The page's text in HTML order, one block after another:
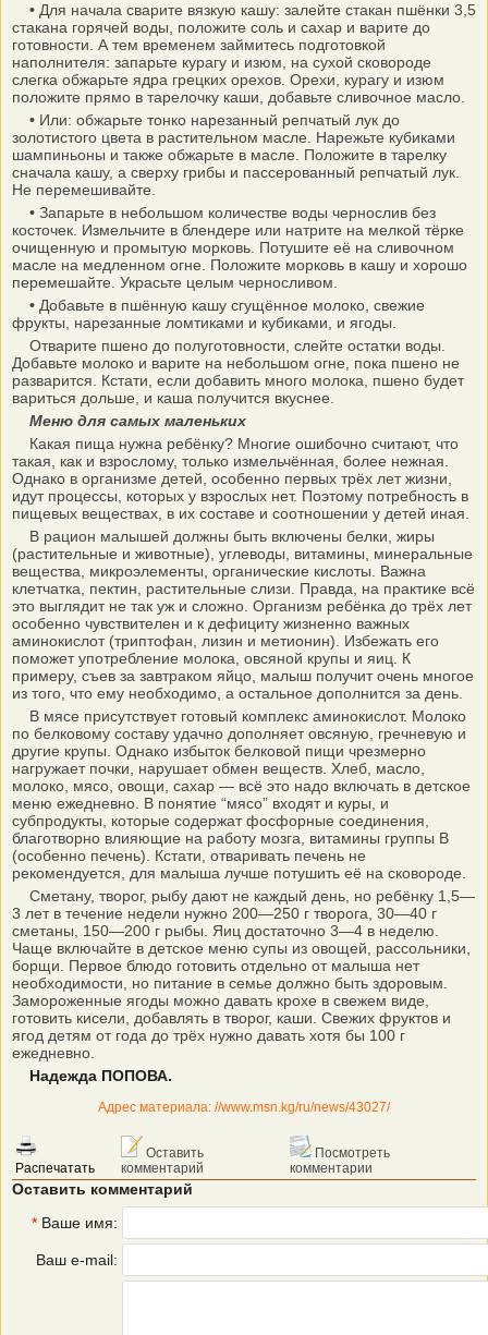
• Для начала сварите вязкую кашу: залейте стакан пшёнки 3,5
стакана горячей воды, положите соль и сахар и варите до
готовности. А тем временем займитесь подготовкой
наполнителя: запарьте курагу и изюм, на сухой сковороде
слегка обжарьте ядра грецких орехов. Орехи, курагу и изюм
положите прямо в тарелочку каши, добавьте сливочное масло.
• Или: обжарьте тонко нарезанный репчатый лук до
золотистого цвета в растительном масле. Нарежьте кубиками
шампиньоны и также обжарьте в масле. Положите в тарелку
сначала кашу, а сверху грибы и пассерованный репчатый лук.
Не перемешивайте.
• Запарьте в небольшом количестве воды чернослив без
косточек. Измельчите в блендере или натрите на мелкой тёрке
очищенную и промытую морковь. Потушите её на сливочном
масле на медленном огне. Положите морковь в кашу и хорошо
перемешайте. Украсьте целым черносливом.
• Добавьте в пшённую кашу сгущённое молоко, свежие
фрукты, нарезанные ломтиками и кубиками, и ягоды.
Отварите пшено до полуготовности, слейте остатки воды.
Добавьте молоко и варите на небольшом огне, пока пшено не
разварится. Кстати, если добавить много молока, пшено будет
вариться дольше, и каша получится вкуснее.
Меню для самых маленьких
Какая пища нужна ребёнку? Многие ошибочно считают, что
такая, как и взрослому, только измельчённая, более нежная.
Однако в организме детей, особенно первых трёх лет жизни,
идут процессы, которых у взрослых нет. Поэтому потребность в
пищевых веществах, в их составе и соотношении у детей иная.
В рацион малышей должны быть включены белки, жиры
(растительные и животные), углеводы, витамины, минеральные
вещества, микроэлементы, органические кислоты. Важна
клетчатка, пектин, растительные слизи. Правда, на практике всё
это выглядит не так уж и сложно. Организм ребёнка до трёх лет
особенно чувствителен и к дефициту жизненно важных
аминокислот (триптофан, лизин и метионин). Избежать его
поможет употребление молока, овсяной крупы и яиц. К
примеру, съев за завтраком яйцо, малыш получит очень многое
из того, что ему необходимо, а остальное дополнится за день.
В мясе присутствует готовый комплекс аминокислот. Молоко
по белковому составу удачно дополняет овсяную, гречневую и
другие крупы. Однако избыток белковой пищи чрезмерно
нагружает почки, нарушает обмен веществ. Хлеб, масло,
молоко, мясо, овощи, сахар — всё это надо включать в детское
меню ежедневно. В понятие “мясо” входят и куры, и
субпродукты, которые содержат фосфорные соединения,
благотворно влияющие на работу мозга, витамины группы В
(особенно печень). Кстати, отваривать печень не
рекомендуется, для малыша лучше потушить её на сковороде.
Сметану, творог, рыбу дают не каждый день, но ребёнку 1,5—
3 лет в течение недели нужно 200—250 г творога, 30—40 г
сметаны, 150—200 г рыбы. Яиц достаточно 3—4 в неделю.
Чаще включайте в детское меню супы из овощей, рассольники,
борщи. Первое блюдо готовить отдельно от малыша нет
необходимости, но питание в семье должно быть здоровым.
Замороженные ягоды можно давать крохе в свежем виде,
готовить кисели, добавлять в творог, каши. Свежих фруктов и
ягод детям от года до трёх нужно давать хотя бы 100 г
ежедневно.
Надежда ПОПОВА.
Адрес материала: //www.msn.kg/ru/news/43027/
Распечатать
Оставить
комментарий
Посмотреть
комментарии
Оставить комментарий
* Ваше имя:
Ваш e-mail: